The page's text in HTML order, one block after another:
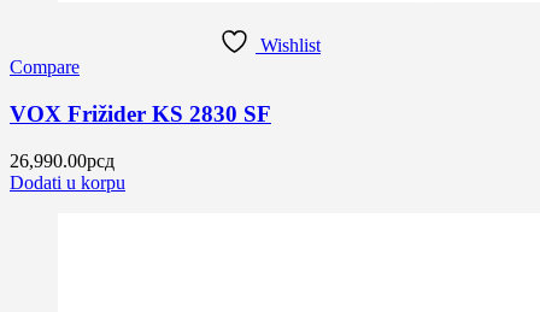
Wishlist
Compare
VOX Frižider KS 2830 SF
26,990.00рсд
Dodati u korpu